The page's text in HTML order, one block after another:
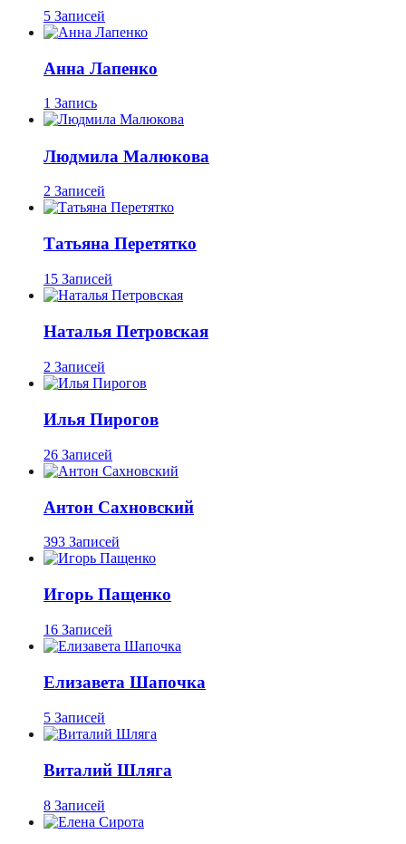
5 Записей
Анна Лапенко
1 Запись
Людмила Малюкова
2 Записей
Татьяна Перетятко
15 Записей
Наталья Петровская
2 Записей
Илья Пирогов
26 Записей
Антон Сахновский
393 Записей
Игорь Пащенко
16 Записей
Елизавета Шапочка
5 Записей
Виталий Шляга
8 Записей